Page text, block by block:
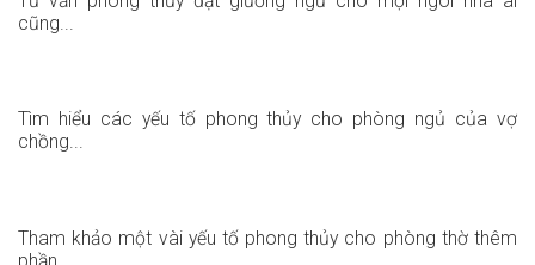
cũng...
Tìm hiểu các yếu tố phong thủy cho phòng ngủ của vợ
chồng...
Tham khảo một vài yếu tố phong thủy cho phòng thờ thêm
phần...